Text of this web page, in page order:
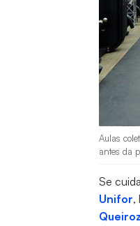
Aulas
antes da
Se
Unifor,
Queiroz